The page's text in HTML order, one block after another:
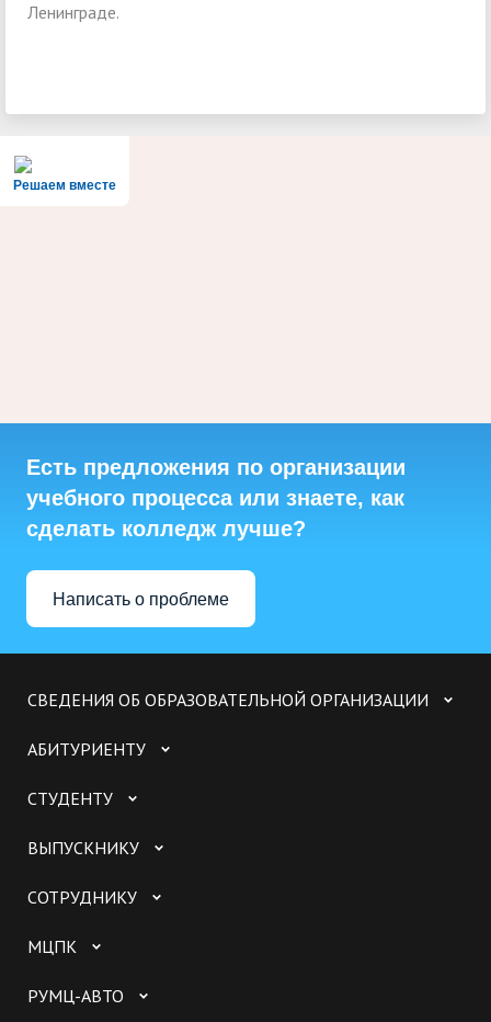
Ленинграде.
Решаем вместе
Есть предложения по организации
учебного процесса или знаете, как
сделать колледж лучше?
Написать о проблеме
СВЕДЕНИЯ ОБ ОБРАЗОВАТЕЛЬНОЙ ОРГАНИЗАЦИИ
АБИТУРИЕНТУ
СТУДЕНТУ
ВЫПУСКНИКУ
СОТРУДНИКУ
МЦПК
РУМЦ-АВТО